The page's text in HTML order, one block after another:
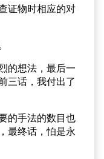
证物时相应的对
的想法，最后一
三话，我付出了
的手法的数目也
最终话，怕是永